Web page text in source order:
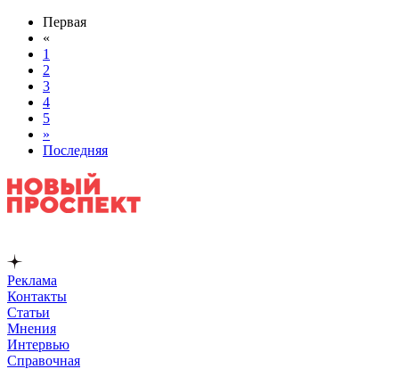
Первая
«
1
2
3
4
5
»
Последняя
Реклама
Контакты
Статьи
Мнения
Интервью
Справочная